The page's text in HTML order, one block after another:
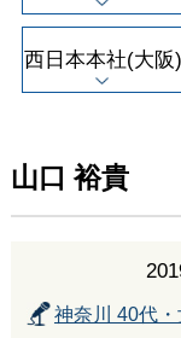
西日本本社(大阪)
山口 裕貴
神奈川 40代・